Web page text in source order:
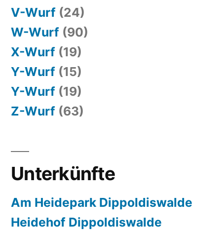
V-Wurf (24)
W-Wurf (90)
X-Wurf (19)
Y-Wurf (15)
Y-Wurf (19)
Z-Wurf (63)
Unterkünfte
Am Heidepark Dippoldiswalde
Heidehof Dippoldiswalde